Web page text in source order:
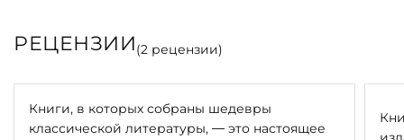
РЕЦЕНЗИИ(2 рецензии)
Книги, в которых собраны шедевры
классической литературы, — это настоящее